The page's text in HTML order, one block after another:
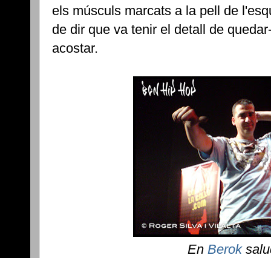
els músculs marcats a la pell de
de dir que va tenir el detall de
acostar.
En Berok